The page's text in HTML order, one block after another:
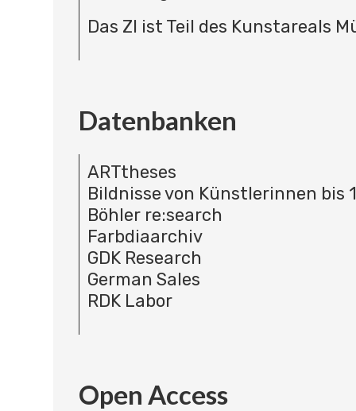
Das ZI ist Teil des Kunstareals
Datenbanken
ARTtheses
Bildnisse von Künstlerinnen bis
Böhler re:search
Farbdiaarchiv
GDK Research
German Sales
RDK Labor
Open Access